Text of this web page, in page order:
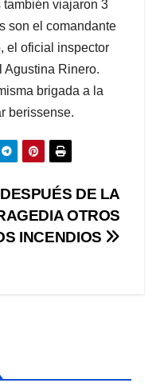
también viajaron 3
son el comandante
el oficial inspector
Agustina Rinero.
brigada a la
berissense.
DESPUÉS DE LA
OTROS
INCENDIOS